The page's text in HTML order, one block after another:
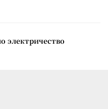
электричество